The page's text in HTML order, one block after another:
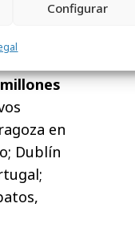
Configurar
vuelos
en
Dublín